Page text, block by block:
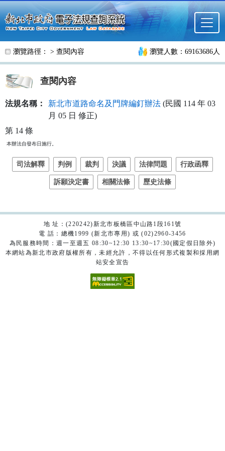
跳至主要內容
瀏覽路徑： > 查閱內容 瀏覽人數：69163686人
查閱內容
法規名稱： 新北市道路命名及門牌編釘辦法 (民國 114 年 03
月 05 日 修正)
第 14 條
本辦法自發布日施行。
司法解釋 判例 裁判 決議 法律問題 行政函釋
訴願決定書 相關法條 歷史法條
地 址：(220242)新北市板橋區中山路1段161號
電 話：總機1999 (新北市專用) 或 (02)2960-3456
為民服務時間：週一至週五 08:30~12:30 13:30~17:30(國定假日除外)
本網站為新北市政府版權所有，未經允許，不得以任何形式複製和採用網
站安全宣告